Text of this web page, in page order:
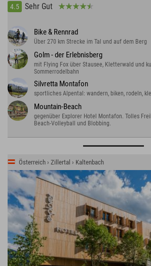
4.5
Sehr Gut
Bike & Rennrad
Über 270 km Strecke im Tal und auf dem Berg
Golm - der Erlebnisberg
mit Flying Fox über Stausee, Kletterwald und
Sommerrodelbahn
Silvretta Montafon
sportliches Alpental: wandern, biken, rodeln,
Mountain-Beach
gegenüber Explorer Hotel Montafon. Tolles
Beach-Volleyball und Blobbing.
Österreich › Zillertal › Kaltenbach